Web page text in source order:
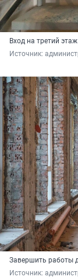
Вход на третий этаж
Источник:
Завершить работы
Источник: